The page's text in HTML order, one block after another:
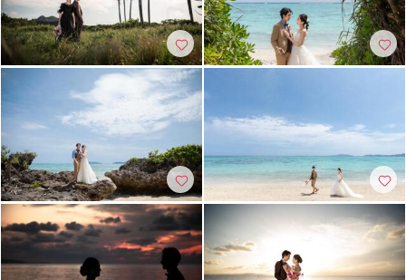
チャペルでの撮影 ドローン撮影
結婚式場での撮影 ガーデンでの撮影
フォト＋会食
事前来店なしで撮影
家族・友人と撮影